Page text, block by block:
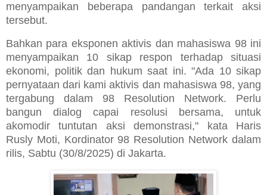
menyampaikan beberapa pandangan terkait aksi
tersebut.
Bahkan para eksponen aktivis dan mahasiswa 98 ini
menyampaikan 10 sikap respon terhadap situasi
ekonomi, politik dan hukum saat ini. "Ada 10 sikap
pernyataan dari kami aktivis dan mahasiswa 98, yang
tergabung dalam 98 Resolution Network. Perlu
bangun dialog capai resolusi bersama, untuk
akomodir tuntutan aksi demonstrasi," kata Haris
Rusly Moti, Kordinator 98 Resolution Network dalam
rilis, Sabtu (30/8/2025) di Jakarta.